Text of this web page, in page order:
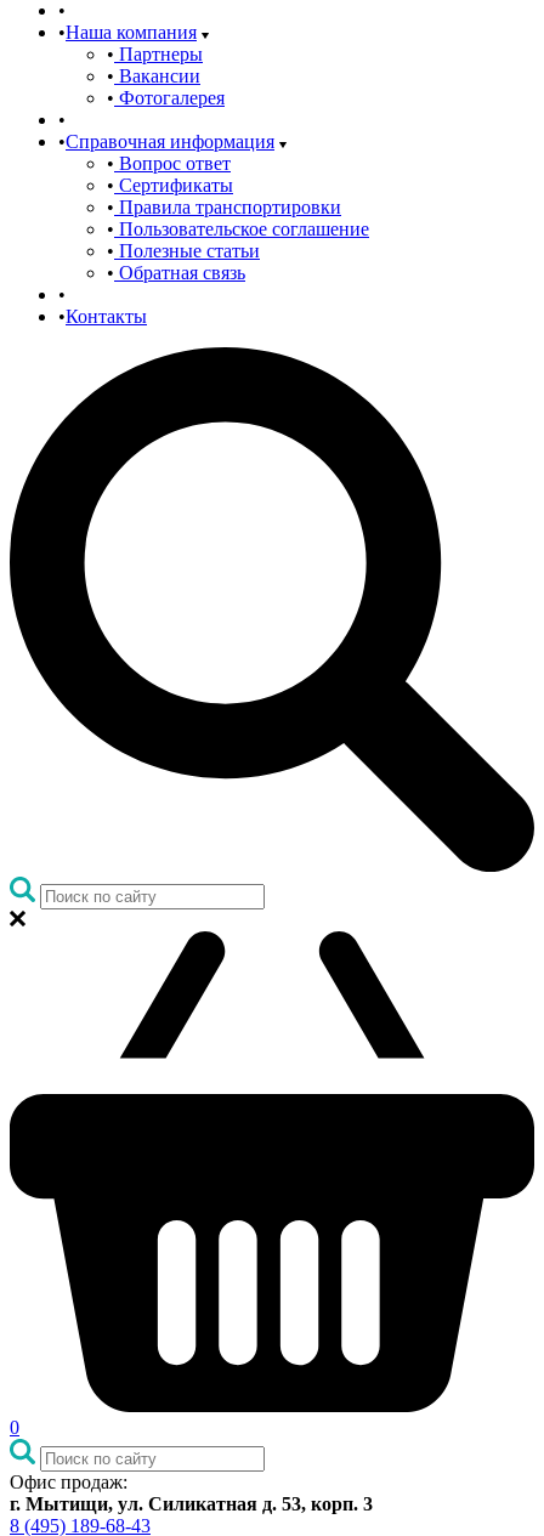
Наша компания
Партнеры
Вакансии
Фотогалерея
Справочная информация
Вопрос ответ
Сертификаты
Правила транспортировки
Пользовательское соглашение
Полезные статьи
Обратная связь
Контакты
0
Офис продаж:
г. Мытищи, ул. Силикатная д. 53, корп. 3
8 (495) 189-68-43